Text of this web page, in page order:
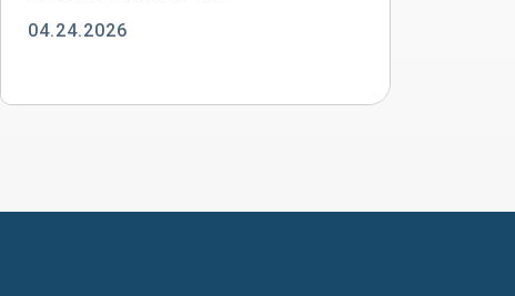
04.24.2026
para